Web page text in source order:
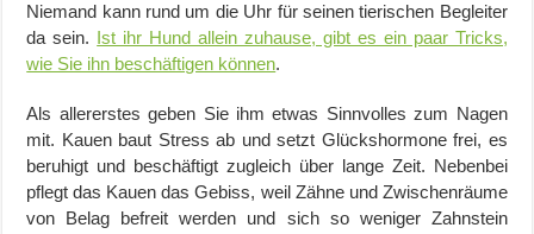
Niemand kann rund um die Uhr für seinen tierischen Begleiter
da sein. Ist ihr Hund allein zuhause, gibt es ein paar Tricks,
wie Sie ihn beschäftigen können.
Als allererstes geben Sie ihm etwas Sinnvolles zum Nagen
mit. Kauen baut Stress ab und setzt Glückshormone frei, es
beruhigt und beschäftigt zugleich über lange Zeit. Nebenbei
pflegt das Kauen das Gebiss, weil Zähne und Zwischenräume
von Belag befreit werden und sich so weniger Zahnstein